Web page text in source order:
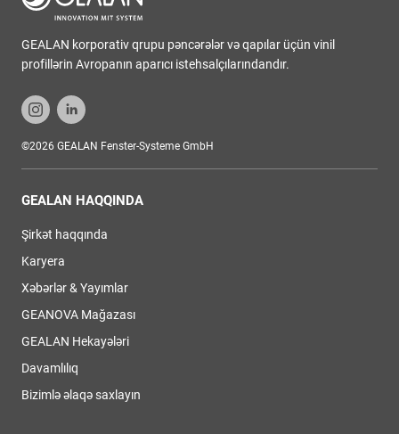
GEALAN korporativ qrupu pəncərələr və qapılar üçün vinil
profillərin Avropanın aparıcı istehsalçılarındandır.
©2026 GEALAN Fenster-Systeme GmbH
GEALAN HAQQINDA
Şirkət haqqında
Karyera
Xəbərlər & Yayımlar
GEANOVA Mağazası
GEALAN Hekayələri
Davamlılıq
Bizimlə əlaqə saxlayın